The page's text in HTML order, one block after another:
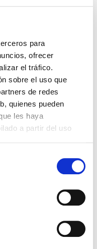
para
ofrecer
el tráfico.
sobre el uso que
de redes
quienes pueden
les haya
a partir del uso
PLANETARIA SE ADHIERE
MÉDICA SOBRE LA
ALTERNATIVAS Y LA